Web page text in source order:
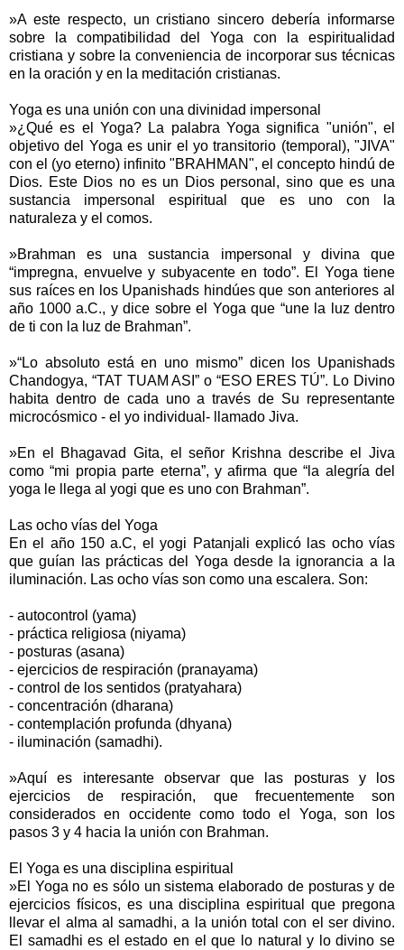
»A este respecto, un cristiano sincero debería informarse
sobre la compatibilidad del Yoga con la espiritualidad
cristiana y sobre la conveniencia de incorporar sus técnicas
en la oración y en la meditación cristianas.
Yoga es una unión con una divinidad impersonal
»¿Qué es el Yoga? La palabra Yoga significa "unión", el
objetivo del Yoga es unir el yo transitorio (temporal), "JIVA"
con el (yo eterno) infinito "BRAHMAN", el concepto hindú de
Dios. Este Dios no es un Dios personal, sino que es una
sustancia impersonal espiritual que es uno con la
naturaleza y el comos.
»Brahman es una sustancia impersonal y divina que
“impregna, envuelve y subyacente en todo”. El Yoga tiene
sus raíces en los Upanishads hindúes que son anteriores al
año 1000 a.C., y dice sobre el Yoga que “une la luz dentro
de ti con la luz de Brahman”.
»“Lo absoluto está en uno mismo” dicen los Upanishads
Chandogya, “TAT TUAM ASI” o “ESO ERES TÚ”. Lo Divino
habita dentro de cada uno a través de Su representante
microcósmico - el yo individual- llamado Jiva.
»En el Bhagavad Gita, el señor Krishna describe el Jiva
como “mi propia parte eterna”, y afirma que “la alegría del
yoga le llega al yogi que es uno con Brahman”.
Las ocho vías del Yoga
En el año 150 a.C, el yogi Patanjali explicó las ocho vías
que guían las prácticas del Yoga desde la ignorancia a la
iluminación. Las ocho vías son como una escalera. Son:
- autocontrol (yama)
- práctica religiosa (niyama)
- posturas (asana)
- ejercicios de respiración (pranayama)
- control de los sentidos (pratyahara)
- concentración (dharana)
- contemplación profunda (dhyana)
- iluminación (samadhi).
»Aquí es interesante observar que las posturas y los
ejercicios de respiración, que frecuentemente son
considerados en occidente como todo el Yoga, son los
pasos 3 y 4 hacia la unión con Brahman.
El Yoga es una disciplina espiritual
»El Yoga no es sólo un sistema elaborado de posturas y de
ejercicios físicos, es una disciplina espiritual que pregona
llevar el alma al samadhi, a la unión total con el ser divino.
El samadhi es el estado en el que lo natural y lo divino se